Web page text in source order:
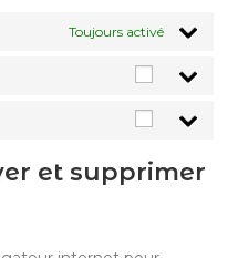
Toujours activé
et supprimer